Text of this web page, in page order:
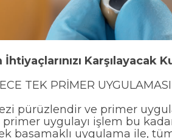
İhtiyaçlarınızı Karşılayacak
TEK PRİMER UYGULAMASI
pürüzlendir ve primer
primer uygulayı işlem bu
basamaklı uygulama ile,